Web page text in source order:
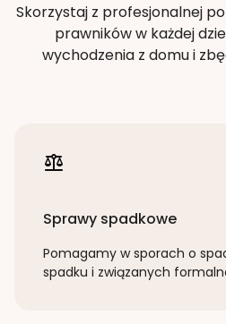
Skorzystaj z profesjonalnej
prawników w każdej
wychodzenia z domu i
Sprawy spadkowe
Pomagamy w sporach o
spadku i związanych